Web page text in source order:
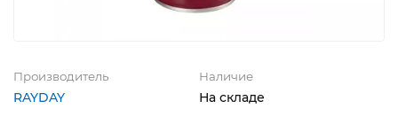
Производитель
RAYDAY
Наличие
На складе